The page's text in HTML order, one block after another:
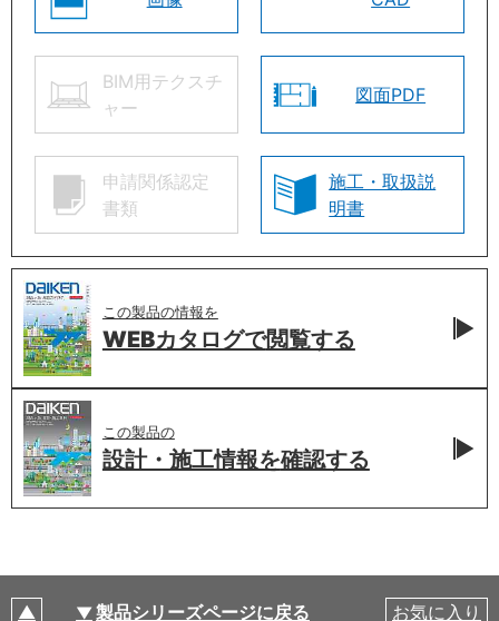
BIM用テクスチ
ャー
図面PDF
申請関係認定
書類
施工・取扱説
明書
この製品の情報を
WEBカタログで閲覧する
この製品の
設計・施工情報を確認する
製品シリーズページに戻る お気に入り